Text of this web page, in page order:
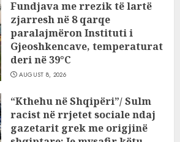
Fundjava me rrezik të lartë
zjarresh në 8 qarqe
paralajmëron Instituti i
Gjeoshkencave, temperaturat
deri në 39°C
AUGUST 8, 2026
“Kthehu në Shqipëri”/ Sulm
racist në rrjetet sociale ndaj
gazetarit grek me origjinë